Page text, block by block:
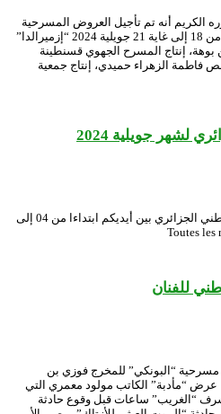
الكريم أنه تم تأجيل العروض المسرحية
المخصصة للطفل التي كانت مبرمجة من 18 إلى غاية 21 جويلية 2024 “إزميرالدا”
إنتاج المسرح الجهوي قسنطينة
فاطمة الزهراء حميدي، إنتاج جمعية
لشهر جويلية 2024
برنامج ثري ومتنوع يضعه المسرح الوطني الجزائري بين أيديكم ابتداءا من 04 إلى
للفنان
مسرحية “البونكي” للمخرج فوزي بن
عرض “مأدبة” الكاتب مولود معمري التي
“الغريب” ساعات قبل وقوع حادثة